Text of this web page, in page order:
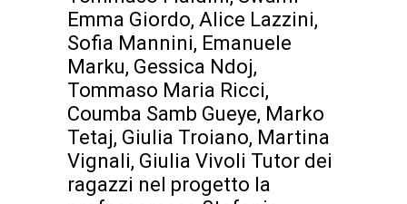
Emma Giordo, Alice Lazzini,
Sofia Mannini, Emanuele
Marku, Gessica Ndoj,
Tommaso Maria Ricci,
Coumba Samb Gueye, Marko
Tetaj, Giulia Troiano, Martina
Vignali, Giulia Vivoli Tutor dei
ragazzi nel progetto la